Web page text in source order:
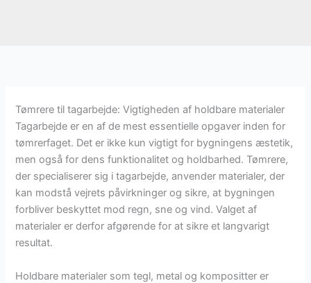
Tømrere til tagarbejde: Vigtigheden af holdbare materialer
Tagarbejde er en af de mest essentielle opgaver inden for
tømrerfaget. Det er ikke kun vigtigt for bygningens æstetik,
men også for dens funktionalitet og holdbarhed. Tømrere,
der specialiserer sig i tagarbejde, anvender materialer, der
kan modstå vejrets påvirkninger og sikre, at bygningen
forbliver beskyttet mod regn, sne og vind. Valget af
materialer er derfor afgørende for at sikre et langvarigt
resultat.
Holdbare materialer som tegl, metal og kompositter er